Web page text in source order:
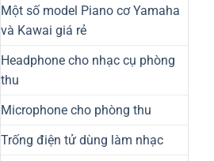
Một số model Piano cơ Yamaha
và Kawai giá rẻ
Headphone cho nhạc cụ phòng
thu
Microphone cho phòng thu
Trống điện tử dùng làm nhạc